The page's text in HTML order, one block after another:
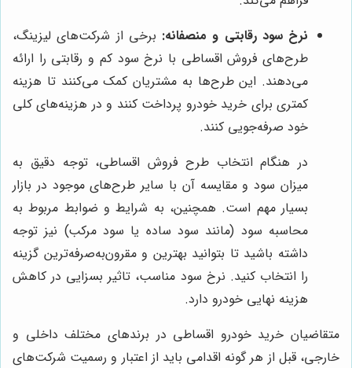
نرخ سود رقابتی و منصفانه: برخی از شرکت‌های لیزینگ،
طرح‌های فروش اقساطی با نرخ سود کم و رقابتی را ارائه
می‌دهند. این طرح‌ها به مشتریان کمک می‌کنند تا هزینه
کمتری برای خرید خودرو پرداخت کنند و در هزینه‌های کلی
خود صرفه‌جویی کنند.
در هنگام انتخاب طرح فروش اقساطی، توجه دقیق به
میزان سود و مقایسه آن با سایر طرح‌های موجود در بازار
بسیار مهم است. همچنین، به شرایط و ضوابط مربوط به
محاسبه سود (مانند سود ساده یا سود مرکب) نیز توجه
داشته باشید تا بتوانید بهترین و مقرون‌به‌صرفه‌ترین گزینه
را انتخاب کنید. نرخ سود مناسب، تاثیر بسزایی در کاهش
هزینه نهایی خودرو دارد.
متقاضیان خرید خودرو اقساطی در برندهای مختلف داخلی و
خارجی، قبل از هر گونه اقدامی باید از اعتبار و رسمیت شرکت‌های